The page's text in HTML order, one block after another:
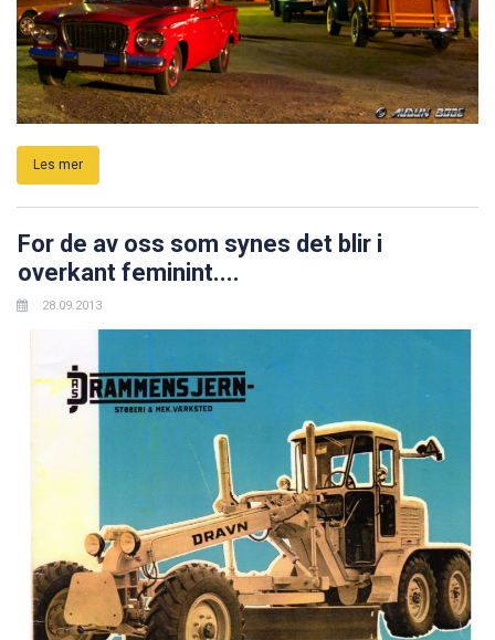
Les mer
For de av oss som synes det blir i
overkant feminint....
28.09.2013